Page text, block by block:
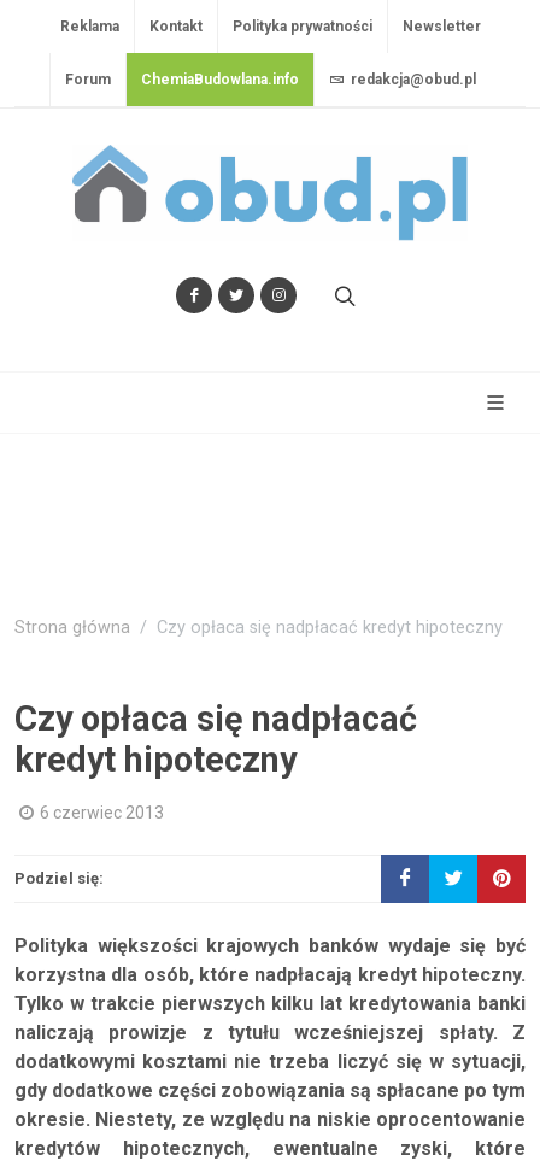
Reklama Kontakt Polityka prywatności Newsletter
Forum ChemiaBudowlana.info redakcja@obud.pl
Strona główna Czy opłaca się nadpłacać kredyt hipoteczny
Czy opłaca się nadpłacać
kredyt hipoteczny
6 czerwiec 2013
Podziel się:
Polityka większości krajowych banków wydaje się być
korzystna dla osób, które nadpłacają kredyt hipoteczny.
Tylko w trakcie pierwszych kilku lat kredytowania banki
naliczają prowizje z tytułu wcześniejszej spłaty. Z
dodatkowymi kosztami nie trzeba liczyć się w sytuacji,
gdy dodatkowe części zobowiązania są spłacane po tym
okresie. Niestety, ze względu na niskie oprocentowanie
kredytów hipotecznych, ewentualne zyski, które